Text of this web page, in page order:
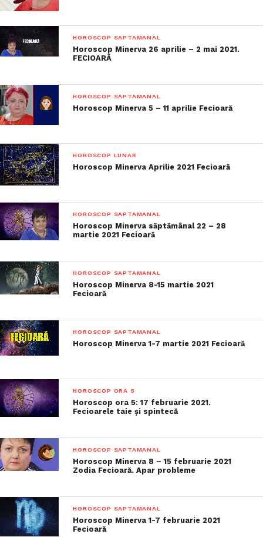
HOROSCOP SAPTAMANAL
Horoscop Minerva 26 aprilie – 2 mai 2021.
FECIOARĂ
HOROSCOP SAPTAMANAL
Horoscop Minerva 5 – 11 aprilie Fecioară
HOROSCOP LUNAR
Horoscop Minerva Aprilie 2021 Fecioară
HOROSCOP SAPTAMANAL
Horoscop Minerva săptămânal 22 – 28
martie 2021 Fecioară
HOROSCOP SAPTAMANAL
Horoscop Minerva 8-15 martie 2021
Fecioară
HOROSCOP SAPTAMANAL
Horoscop Minerva 1-7 martie 2021 Fecioară
HOROSCOP ORA 5
Horoscop ora 5: 17 februarie 2021.
Fecioarele taie și spintecă
HOROSCOP SAPTAMANAL
Horoscop Minerva 8 – 15 februarie 2021
Zodia Fecioară. Apar probleme
HOROSCOP SAPTAMANAL
Horoscop Minerva 1-7 februarie 2021
Fecioară